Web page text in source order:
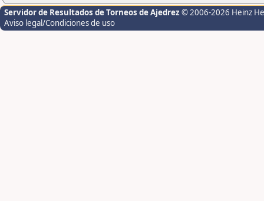
Servidor de Resultados de Torneos de Ajedrez © 2006-2026 Heinz
Aviso legal/Condiciones de uso